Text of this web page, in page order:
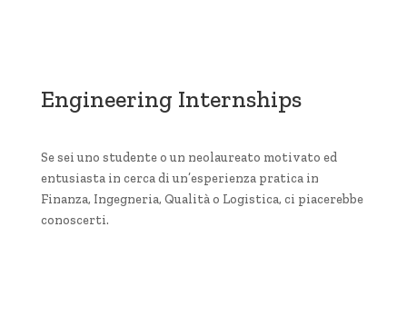
Engineering Internships
Se sei uno studente o un neolaureato motivato ed
entusiasta in cerca di un’esperienza pratica in
Finanza, Ingegneria, Qualità o Logistica, ci piacerebbe
conoscerti.